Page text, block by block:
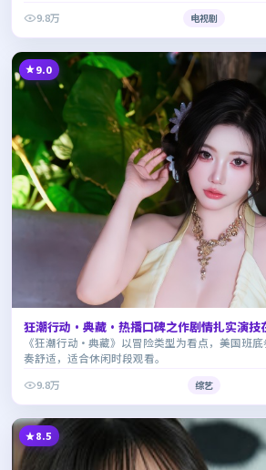
9.8万
电视剧
9.0
狂潮行动·典藏·热播口碑之作剧情扎实演技
《狂潮行动·典藏》以冒险类型为看点，美国班
奏舒适，适合休闲时段观看。
9.8万
综艺
8.5